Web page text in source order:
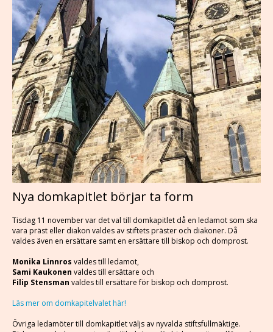
Nya domkapitlet börjar ta form
Tisdag 11 november var det val till domkapitlet då en ledamot som ska
vara präst eller diakon valdes av stiftets präster och diakoner. Då
valdes även en ersättare samt en ersättare till biskop och domprost.
Monika Linnros valdes till ledamot,
Sami Kaukonen valdes till ersättare och
Filip Stensman valdes till ersättare för biskop och domprost.
Läs mer om domkapitelvalet här!
Övriga ledamöter till domkapitlet väljs av nyvalda stiftsfullmäktige.